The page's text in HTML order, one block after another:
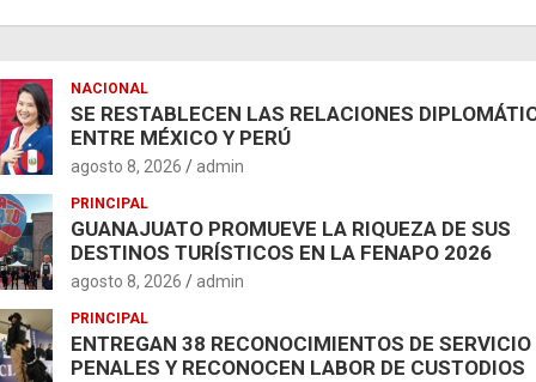
NACIONAL
SE RESTABLECEN LAS RELACIONES
ENTRE MÉXICO Y PERÚ
agosto 8, 2026 admin
PRINCIPAL
GUANAJUATO PROMUEVE LA RIQUEZA DE SUS
DESTINOS TURÍSTICOS EN LA FENAPO 2026
agosto 8, 2026 admin
PRINCIPAL
ENTREGAN 38 RECONOCIMIENTOS DE SERVICIO
PENALES Y RECONOCEN LABOR DE CUSTODIOS